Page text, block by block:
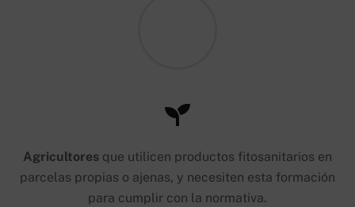
Agricultores que utilicen productos fitosanitarios en
parcelas propias o ajenas, y necesiten esta formación
para cumplir con la normativa.